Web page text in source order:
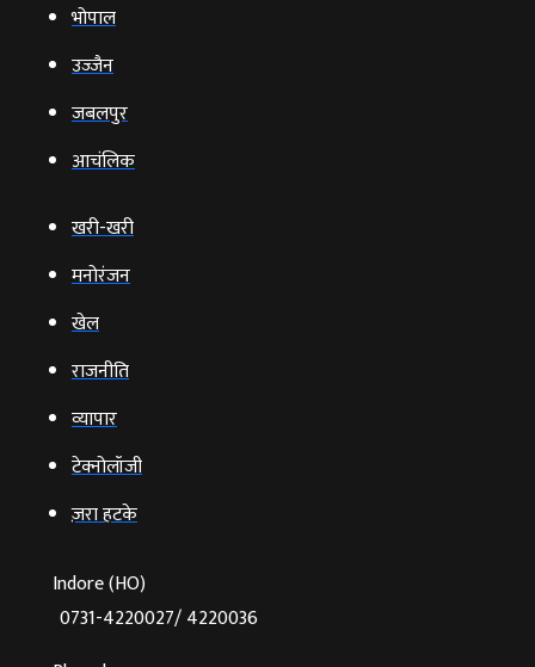
भोपाल
उज्‍जैन
जबलपुर
आचंलिक
खरी-खरी
मनोरंजन
खेल
राजनीति
व्‍यापार
टेक्‍नोलॉजी
ज़रा हटके
Indore (HO)
0731-4220027/ 4220036